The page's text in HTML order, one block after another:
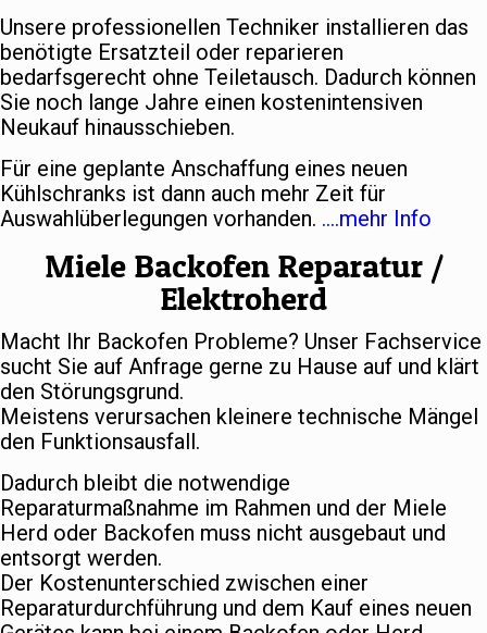
Unsere professionellen Techniker installieren das
benötigte Ersatzteil oder reparieren
bedarfsgerecht ohne Teiletausch. Dadurch können
Sie noch lange Jahre einen kostenintensiven
Neukauf hinausschieben.
Für eine geplante Anschaffung eines neuen
Kühlschranks ist dann auch mehr Zeit für
Auswahlüberlegungen vorhanden. ….mehr Info
Miele Backofen Reparatur /
Elektroherd
Macht Ihr Backofen Probleme? Unser Fachservice
sucht Sie auf Anfrage gerne zu Hause auf und klärt
den Störungsgrund.
Meistens verursachen kleinere technische Mängel
den Funktionsausfall.
Dadurch bleibt die notwendige
Reparaturmaßnahme im Rahmen und der Miele
Herd oder Backofen muss nicht ausgebaut und
entsorgt werden.
Der Kostenunterschied zwischen einer
Reparaturdurchführung und dem Kauf eines neuen